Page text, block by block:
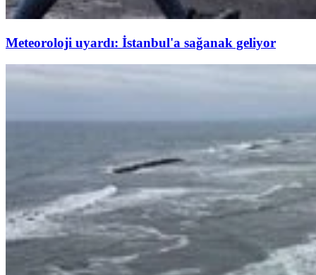
Meteoroloji uyardı: İstanbul'a sağanak geliyor